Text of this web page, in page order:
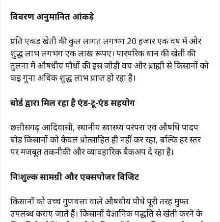
विवरण अनुमानित आंकड़े
प्रति एकड़ खेती की कुल लागत लगभग 20 हजार एक वर्ष में ओर
शुद्ध लाभ लगभग एक लाख रूपए। पारंपरिक धान की खेती की
तुलना में औषधीय पौधों की इस जोड़ी वच और ब्राह्मी से किसानों को
कई गुना अधिक शुद्ध लाभ प्राप्त हो रहा है।
बोर्ड द्वारा मिल रहा है एंड-टू-एंड सहयोग
छत्तीसगढ़ आदिवासी, स्थानीय स्वास्थ्य परंपरा एवं औषधि पादप
बोर्ड किसानों को केवल प्रोत्साहित ही नहीं कर रहा, बल्कि हर स्तर
पर मजबूत तकनीकी और व्यावहारिक बैकअप दे रहा है।
निःशुल्क सामग्री और एक्सपोजर विजिट
किसानों को उच्च गुणवत्ता वाले औषधीय पौधे पूरी तरह मुफ्त
उपलब्ध कराए जाते हैं। किसानों वैज्ञानिक पद्धति से खेती करने के